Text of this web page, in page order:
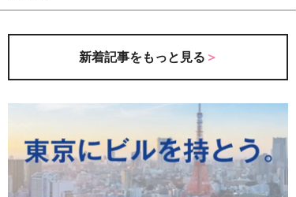
新着記事をもっと見る